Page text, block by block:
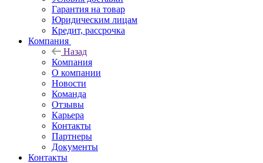
Гарантия на товар
Юридическим лицам
Кредит, рассрочка
Компания
Назад
Компания
О компании
Новости
Команда
Отзывы
Карьера
Контакты
Партнеры
Документы
Контакты